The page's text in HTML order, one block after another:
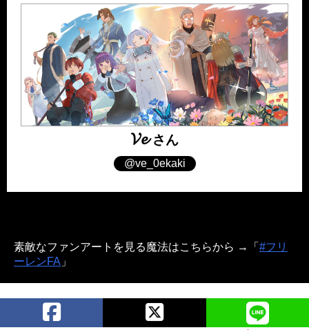
𝓥𝓮さん
@ve_0ekaki
素敵なファンアートを見る魔法はこちらから →「 #フリ
ーレンFA 」